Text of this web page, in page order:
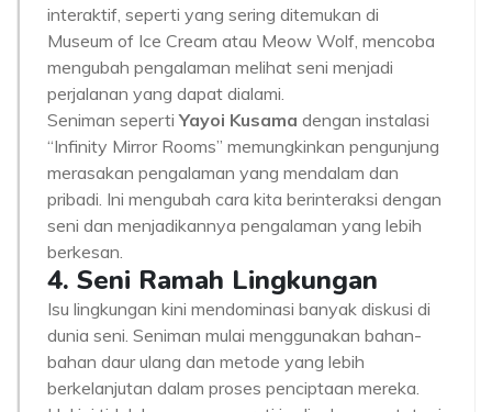
interaktif, seperti yang sering ditemukan di
Museum of Ice Cream atau Meow Wolf, mencoba
mengubah pengalaman melihat seni menjadi
perjalanan yang dapat dialami.
Seniman sepertiYayoi Kusama dengan instalasi
“Infinity Mirror Rooms” memungkinkan pengunjung
merasakan pengalaman yang mendalam dan
pribadi. Ini mengubah cara kita berinteraksi dengan
seni dan menjadikannya pengalaman yang lebih
berkesan.
4. Seni Ramah Lingkungan
Isu lingkungan kini mendominasi banyak diskusi di
dunia seni. Seniman mulai menggunakan bahan-
bahan daur ulang dan metode yang lebih
berkelanjutan dalam proses penciptaan mereka.